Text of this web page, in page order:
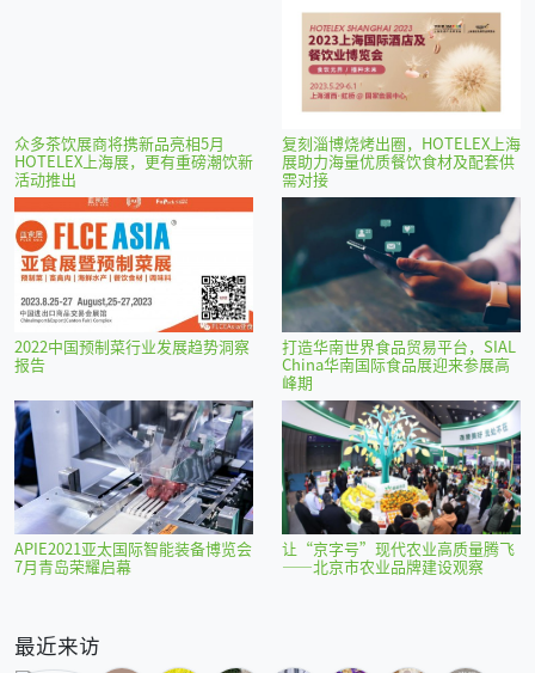
众多茶饮展商将携新品亮相5月
HOTELEX上海展，更有重磅潮饮新
活动推出
复刻淄博烧烤出圈，HOTELEX上海
展助力海量优质餐饮食材及配套供
需对接
2022中国预制菜行业发展趋势洞察
报告
打造华南世界食品贸易平台，SIAL
China华南国际食品展迎来参展高
峰期
APIE2021亚太国际智能装备博览会
7月青岛荣耀启幕
让“京字号”现代农业高质量腾飞
——北京市农业品牌建设观察
最近来访